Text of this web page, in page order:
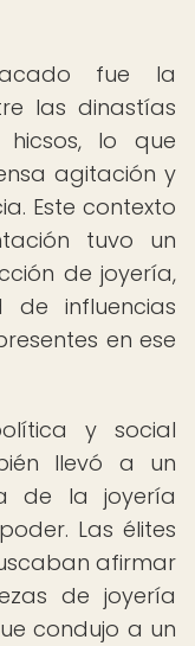
fue la
las dinastías
lo que
agitación y
Este contexto
tuvo un
de joyería,
de influencias
en ese
y social
llevó a un
de la joyería
Las élites
afirmar
de joyería
condujo a un